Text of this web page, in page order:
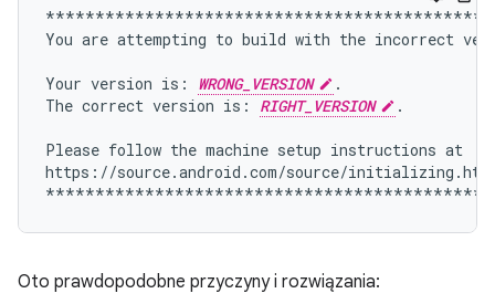
You are attempting to build with the incorrect
Your version is: WRONG_VERSION
.
The correct version is: RIGHT_VERSION .
Please follow the machine setup instructions at
https://source.android.com/source/
Oto prawdopodobne przyczyny i rozwiązania: